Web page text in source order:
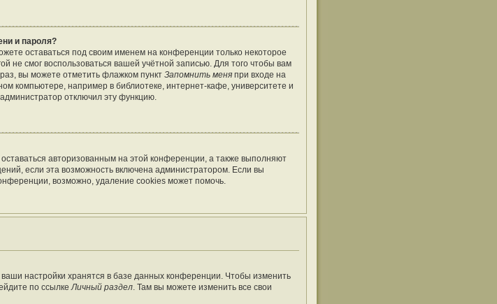
и пароля?
оставаться под своим именем на конференции только некоторое
не смог воспользоваться вашей учётной записью. Для того чтобы вам
вы можете отметить флажком пункт Запомнить меня при входе на
компьютере, например в библиотеке, интернет-кафе, университете и
администратор отключил эту функцию.
авторизованным на этой конференции, а также выполняют
если эта возможность включена администратором. Если вы
возможно, удаление cookies может помочь.
настройки хранятся в базе данных конференции. Чтобы изменить
по ссылкеЛичный раздел. Там вы можете изменить все свои